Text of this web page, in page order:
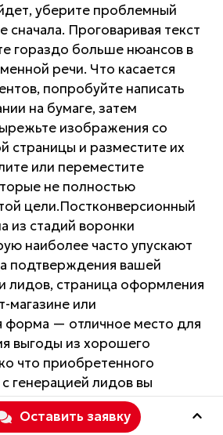
уберите проблемный
сначала. Проговаривая текст
гораздо больше нюансов в
речи. Что касается
попробуйте написать
на бумаге, затем
изображения со
страницы и разместите их
или переместите
не полностью
цели.Постконверсионный
из стадий воронки
наиболее часто упускают
подтверждения вашей
лидов, страница оформления
магазине или
форма — отличное место для
выгоды из хорошего
что приобретенного
генерацией лидов вы
своей страницы
вероятно, собираетесь
Оставить заявку